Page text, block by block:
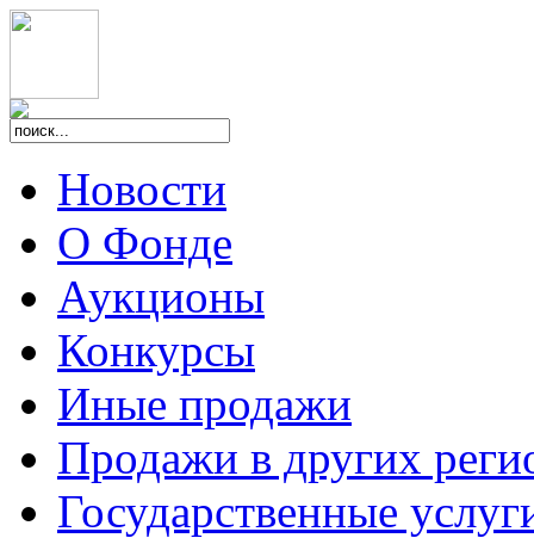
Новости
О Фонде
Аукционы
Конкурсы
Иные продажи
Продажи в других
Государственные